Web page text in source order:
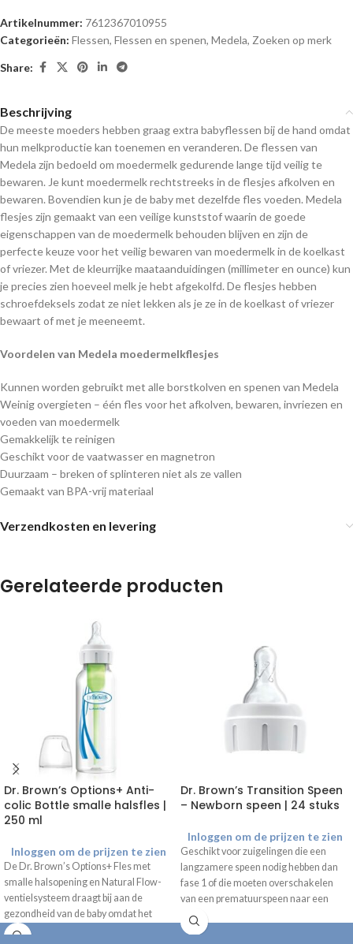
Artikelnummer: 7612367010955
Categorieën: Flessen, Flessen en spenen, Medela, Zoeken op merk
Share:
Beschrijving
De meeste moeders hebben graag extra babyflessen bij de hand omdat
hun melkproductie kan toenemen en veranderen. De flessen van
Medela zijn bedoeld om moedermelk gedurende lange tijd veilig te
bewaren. Je kunt moedermelk rechtstreeks in de flesjes afkolven en
bewaren. Bovendien kun je de baby met dezelfde fles voeden. Medela
flesjes zijn gemaakt van een veilige kunststof waarin de goede
eigenschappen van de moedermelk behouden blijven en zijn de
perfecte keuze voor het veilig bewaren van moedermelk in de koelkast
of vriezer. Met de kleurrijke maataanduidingen (millimeter en ounce) kun
je precies zien hoeveel melk je hebt afgekolfd. De flesjes hebben
schroefdeksels zodat ze niet lekken als je ze in de koelkast of vriezer
bewaart of met je meeneemt.
Voordelen van Medela moedermelkflesjes
Kunnen worden gebruikt met alle borstkolven en spenen van Medela
Weinig overgieten – één fles voor het afkolven, bewaren, invriezen en
voeden van moedermelk
Gemakkelijk te reinigen
Geschikt voor de vaatwasser en magnetron
Duurzaam – breken of splinteren niet als ze vallen
Gemaakt van BPA-vrij materiaal
Verzendkosten en levering
Gerelateerde producten
Dr. Brown’s Options+ Anti-
colic Bottle smalle halsfles |
250 ml
Inloggen om de prijzen te zien
De Dr. Brown’s Options+ Fles met
smalle halsopening en Natural Flow-
ventielsysteem draagt bij aan de
gezondheid van de baby omdat het
voorkomt dat er lucht in de fles komt
Dr. Brown’s Transition Speen
– Newborn speen | 24 stuks
Inloggen om de prijzen te zien
Geschikt voor zuigelingen die een
langzamere speen nodig hebben dan
fase 1 of die moeten overschakelen
van een prematuurspeen naar een
speen met een snellere stroming. De
spenen worden geleverd met een